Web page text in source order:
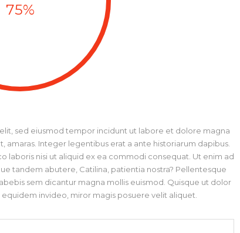
75%
sed eiusmod tempor incidunt ut labore et dolore magna
Integer legentibus erat a ante historiarum dapibus.
laboris nisi ut aliquid ex ea commodi consequat. Ut enim ad
tandem abutere, Catilina, patientia nostra? Pellentesque
sem dicantur magna mollis euismod. Quisque ut dolor
invideo, miror magis posuere velit aliquet.